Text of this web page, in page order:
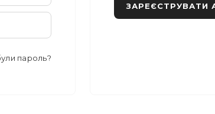
пароль?
ЗАРЕЄСТРУВАТИ